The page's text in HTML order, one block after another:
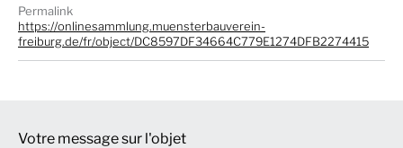
Permalink
https://onlinesammlung.muensterbauverein-
freiburg.de/fr/object/DC8597DF34664C779E1274DFB2274415
Votre message sur l'objet